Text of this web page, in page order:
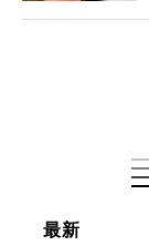
最新